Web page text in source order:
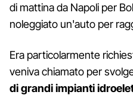
di mattina da Napoli per
noleggiato un'auto per
Era particolarmente
veniva chiamato per
di grandi impianti